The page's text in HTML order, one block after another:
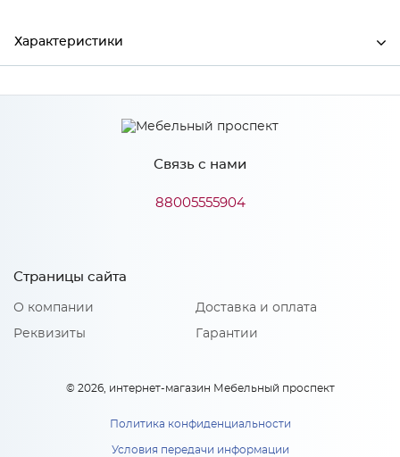
Характеристики
Производитель МиФ
Орех
Связь с нами
88005555904
Страницы сайта
О компании
Реквизиты
Доставка и оплата
Гарантии
© 2026, интернет-магазин Мебельный проспект
Политика конфиденциальности
Условия передачи информации